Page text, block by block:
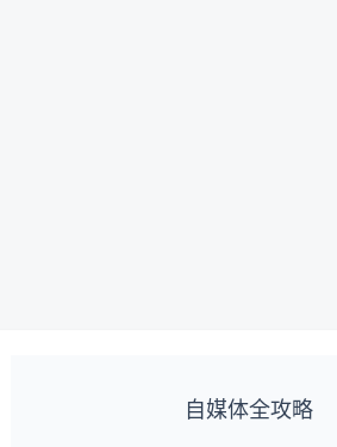
自媒体全攻略